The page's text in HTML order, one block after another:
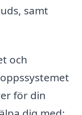
samt
och
för din